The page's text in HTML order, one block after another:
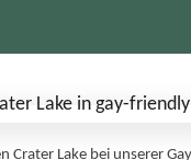
Crater Lake bei unserer